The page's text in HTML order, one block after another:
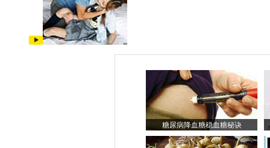
糖尿病降血糖稳血糖秘诀